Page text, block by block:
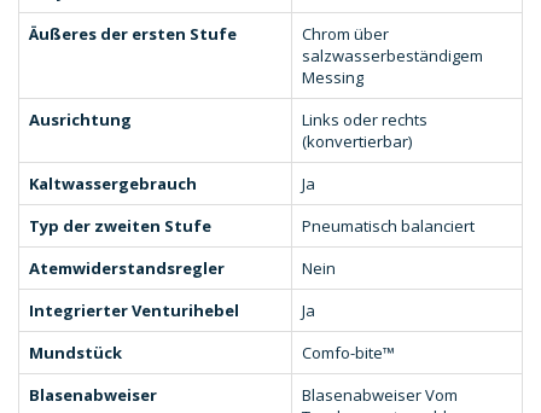
Äußeres der ersten Stufe
Chrom über
salzwasserbeständigem
Messing
Ausrichtung
Links oder rechts
(konvertierbar)
Kaltwassergebrauch
Ja
Typ der zweiten Stufe
Pneumatisch balanciert
Atemwiderstandsregler
Nein
Integrierter Venturihebel
Ja
Mundstück
Comfo-bite™
Blasenabweiser
Blasenabweiser Vom